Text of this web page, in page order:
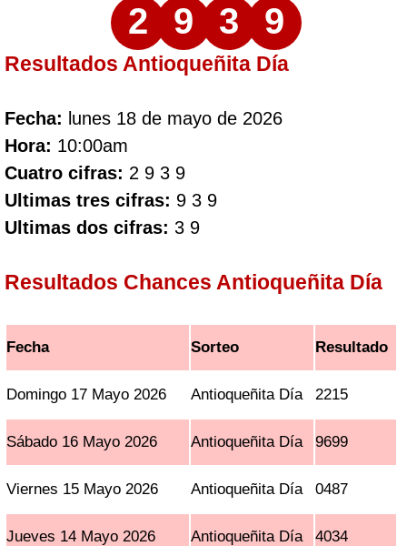
2 9 3 9
Resultados Antioqueñita Día
Fecha: lunes 18 de mayo de 2026
Hora: 10:00am
Cuatro cifras: 2 9 3 9
Ultimas tres cifras: 9 3 9
Ultimas dos cifras: 3 9
Resultados Chances Antioqueñita Día
Fecha Sorteo Resultado
Domingo 17 Mayo 2026 Antioqueñita Día 2215
Sábado 16 Mayo 2026 Antioqueñita Día 9699
Viernes 15 Mayo 2026 Antioqueñita Día 0487
Jueves 14 Mayo 2026 Antioqueñita Día 4034